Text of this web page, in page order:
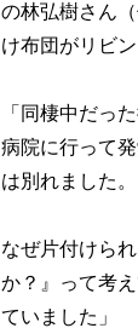
の林弘樹さん
け布団がリビ
「同棲中だっ
病院に行って
は別れました。
なぜ片付けら
か？』って考
ていました」